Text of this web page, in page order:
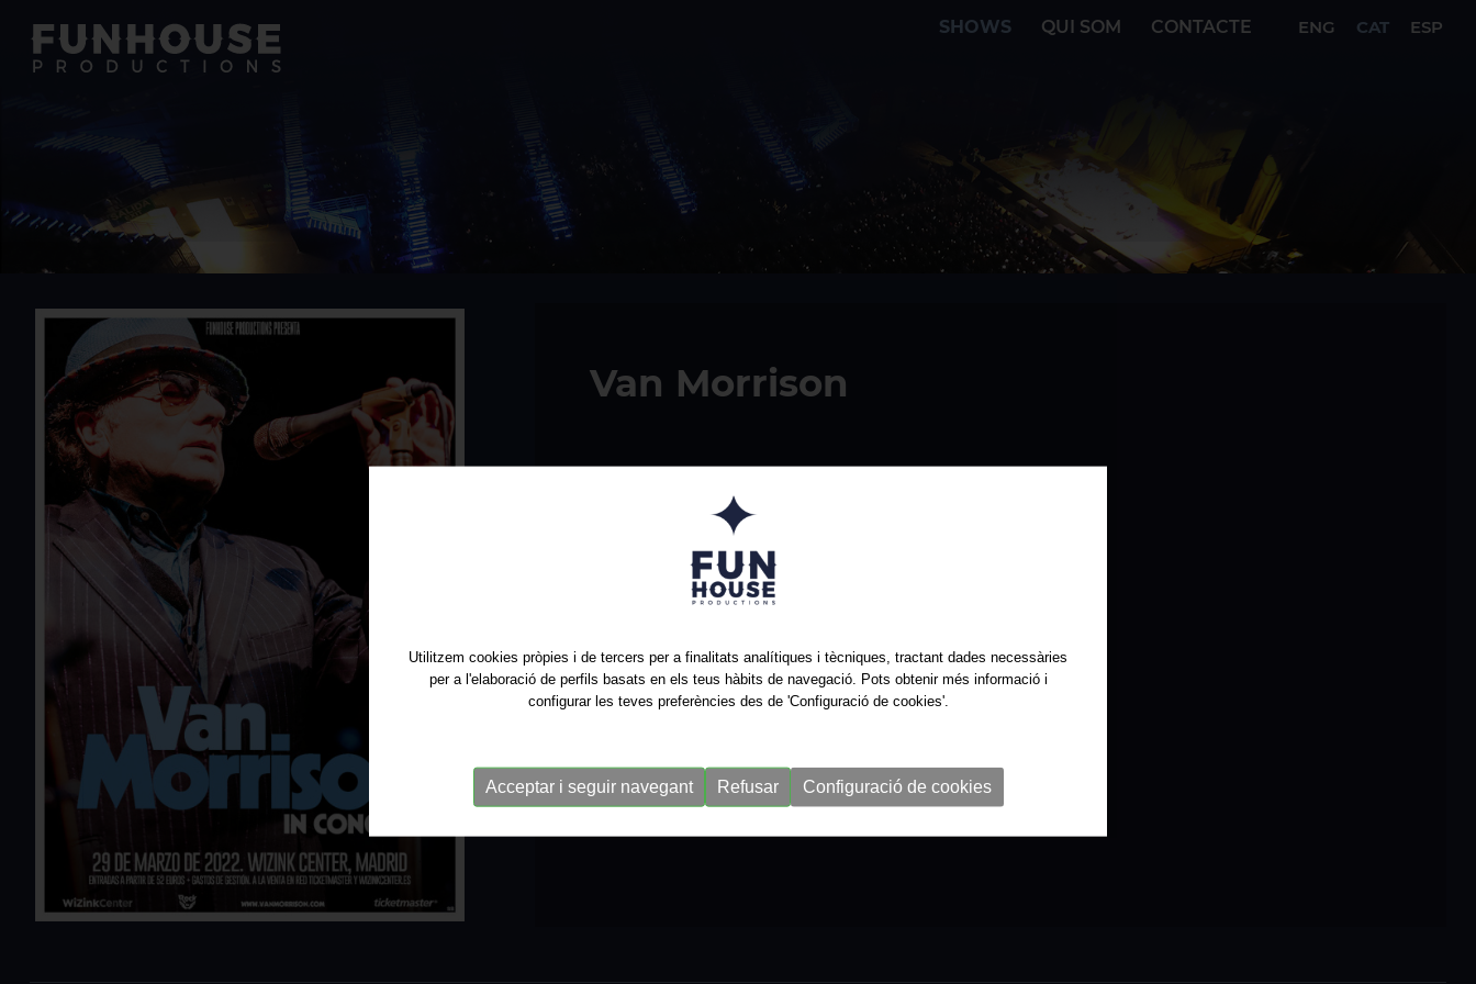
SHOWS QUI SOM CONTACTE ENG CAT ESP
Van Morrison
Utilitzem cookies pròpies i de tercers per a finalitats analítiques i tècniques, tractant dades necessàries
per a l'elaboració de perfils basats en els teus hàbits de navegació. Pots obtenir més informació i
configurar les teves preferències des de 'Configuració de cookies'.
Acceptar i seguir navegant Refusar Configuració de cookies